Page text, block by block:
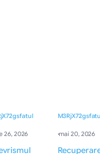
26, 2026 ·mai 20, 2026